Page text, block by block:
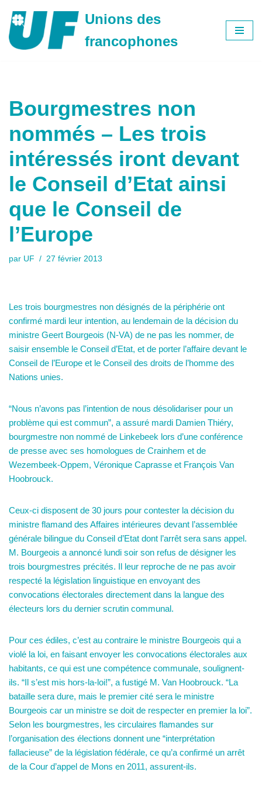
Aller
au
Unions des
francophones
Bourgmestres non
nommés – Les trois
intéressés iront devant
le Conseil d’Etat ainsi
que le Conseil de
l’Europe
par UF 27 février 2013
Les trois bourgmestres non désignés de la périphérie ont
confirmé mardi leur intention, au lendemain de la décision du
ministre Geert Bourgeois (N-VA) de ne pas les nommer, de
saisir ensemble le Conseil d’Etat, et de porter l’affaire devant le
Conseil de l’Europe et le Conseil des droits de l’homme des
Nations unies.
“Nous n’avons pas l’intention de nous désolidariser pour un
problème qui est commun”, a assuré mardi Damien Thiéry,
bourgmestre non nommé de Linkebeek lors d’une conférence
de presse avec ses homologues de Crainhem et de
Wezembeek-Oppem, Véronique Caprasse et François Van
Hoobrouck.
Ceux-ci disposent de 30 jours pour contester la décision du
ministre flamand des Affaires intérieures devant l’assemblée
générale bilingue du Conseil d’Etat dont l’arrêt sera sans appel.
M. Bourgeois a annoncé lundi soir son refus de désigner les
trois bourgmestres précités. Il leur reproche de ne pas avoir
respecté la législation linguistique en envoyant des
convocations électorales directement dans la langue des
électeurs lors du dernier scrutin communal.
Pour ces édiles, c’est au contraire le ministre Bourgeois qui a
violé la loi, en faisant envoyer les convocations électorales aux
habitants, ce qui est une compétence communale, soulignent-
ils. “Il s’est mis hors-la-loi!”, a fustigé M. Van Hoobrouck. “La
bataille sera dure, mais le premier cité sera le ministre
Bourgeois car un ministre se doit de respecter en premier la loi”.
Selon les bourgmestres, les circulaires flamandes sur
l’organisation des élections donnent une “interprétation
fallacieuse” de la législation fédérale, ce qu’a confirmé un arrêt
de la Cour d’appel de Mons en 2011, assurent-ils.